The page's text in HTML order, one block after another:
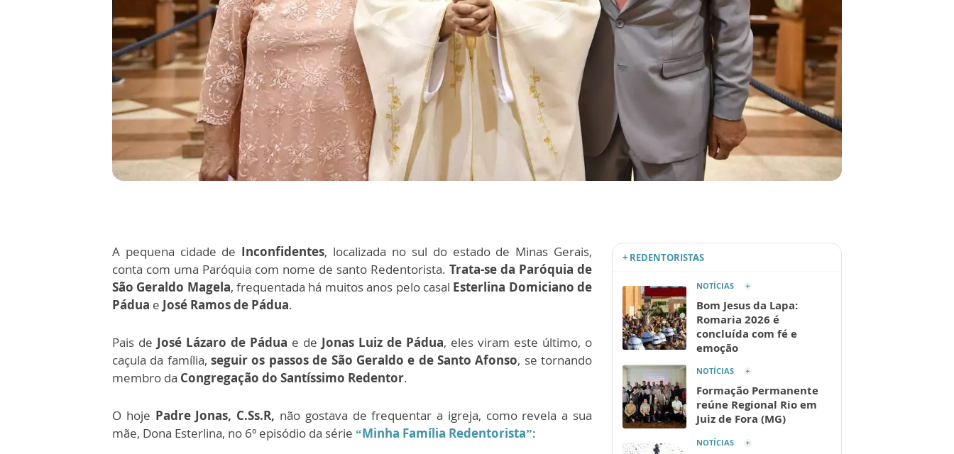
A pequena cidade de Inconfidentes, localizada no sul do estado de Minas Gerais,
conta com uma Paróquia com nome de santo Redentorista. Trata-se da Paróquia de
São Geraldo Magela, frequentada há muitos anos pelo casal Esterlina Domiciano de
Pádua e José Ramos de Pádua.
Pais de José Lázaro de Pádua e de Jonas Luiz de Pádua, eles viram este último, o
caçula da família,seguir os passos de São Geraldo e de Santo Afonso, se tornando
membro da Congregação do Santíssimo Redentor.
O hoje Padre Jonas, C.Ss.R, não gostava de frequentar a igreja, como revela a sua
mãe, Dona Esterlina, no 6º episódio da série “Minha Família Redentorista”:
+ REDENTORISTAS
NOTÍCIAS
Bom Jesus da Lapa:
Romaria 2026 é
concluída com fé e
emoção
NOTÍCIAS
Formação Permanente
reúne Regional Rio em
Juiz de Fora (MG)
NOTÍCIAS